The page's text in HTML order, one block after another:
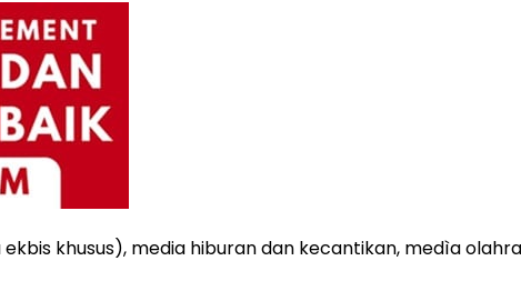
khusus), media hiburan dan kecantikan, medìa